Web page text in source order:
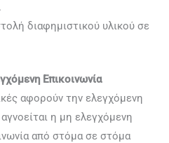
διαφημιστικού υλικού σε
Επικοινωνία
αφορούν την ελεγχόμενη
η μη ελεγχόμενη
από στόμα σε στόμα